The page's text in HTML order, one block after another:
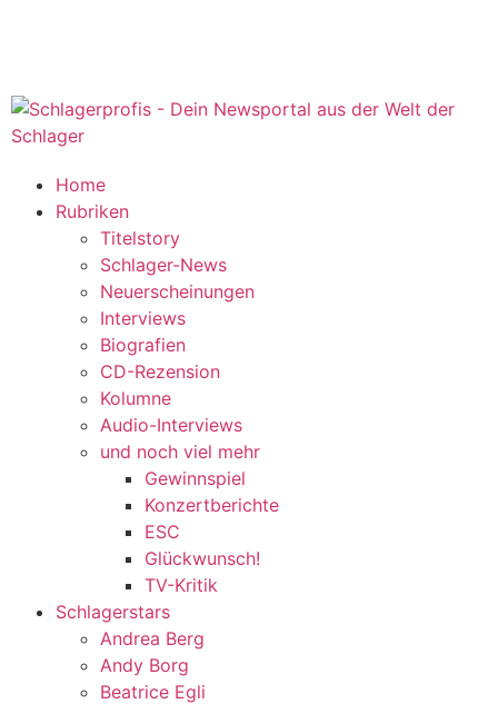
Home
Rubriken
Titelstory
Schlager-News
Neuerscheinungen
Interviews
Biografien
CD-Rezension
Kolumne
Audio-Interviews
und noch viel mehr
Gewinnspiel
Konzertberichte
ESC
Glückwunsch!
TV-Kritik
Schlagerstars
Andrea Berg
Andy Borg
Beatrice Egli